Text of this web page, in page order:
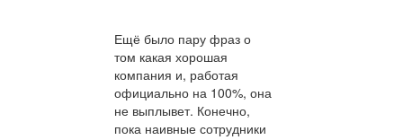
Ещё было пару фраз о
том какая хорошая
компания и, работая
официально на 100%, она
не выплывет. Конечно,
пока наивные сотрудники